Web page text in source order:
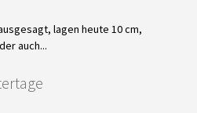
lagen heute 10 cm,
auch...